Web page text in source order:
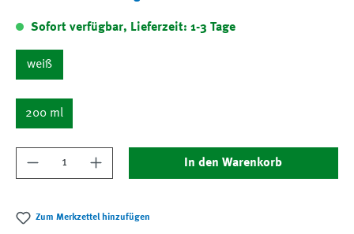
Sofort verfügbar, Lieferzeit: 1-3 Tage
weiß
200 ml
Produkt Anzahl: Gib den gewünschten Wert
In den Warenkorb
Zum Merkzettel hinzufügen